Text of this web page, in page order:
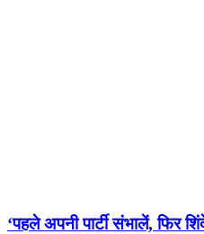
‘पहले अपनी पार्टी संभालें, फिर